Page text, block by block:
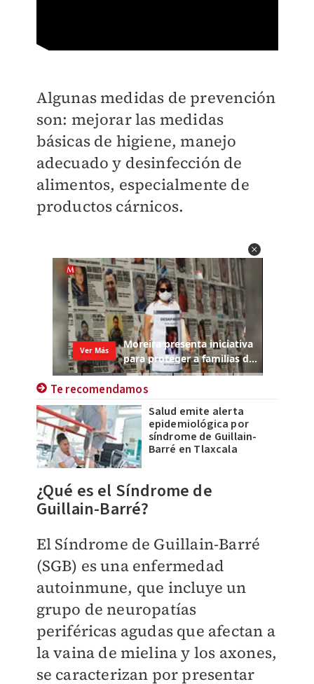
Algunas medidas de prevención
son: mejorar las medidas
básicas de higiene, manejo
adecuado y desinfección de
alimentos, especialmente de
productos cárnicos.
Te recomendamos
Salud emite alerta
epidemiológica por
síndrome de Guillain-
Barré en Tlaxcala
¿Qué es el Síndrome de
Guillain-Barré?
El Síndrome de Guillain-Barré
(SGB) es una enfermedad
autoinmune, que incluye un
grupo de neuropatías
periféricas agudas que afectan a
la vaina de mielina y los axones,
se caracterizan por presentar